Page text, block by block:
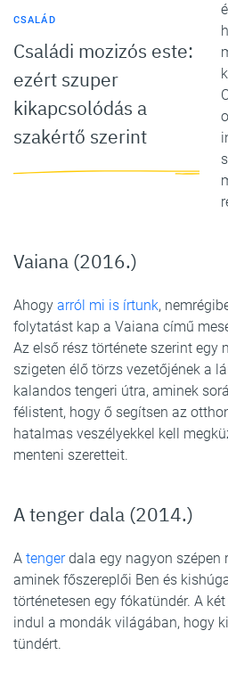
CSALÁD
Családi mozizós este:
ezért szuper
kikapcsolódás a
szakértő szerint
Vaiana (2016.)
Ahogy arról mi is írtunk,
folytatást kap a Vaiana című
Az első rész története szerint egy
szigeten élő törzs vezetőjének a
kalandos tengeri útra, aminek
félistent, hogy ő segítsen az
hatalmas veszélyekkel kell
menteni szeretteit.
A tenger dala (2014.)
A tengerdala egy nagyon szépen
aminek főszereplői Ben és
történetesen egy fókatündér. A
indul a mondák világában, hogy
tündért.